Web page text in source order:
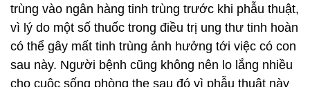
trùng vào ngân hàng tinh trùng trước khi phẫu thuật,
vì lý do một số thuốc trong điều trị ung thư tinh hoàn
có thể gây mất tinh trùng ảnh hưởng tới việc có con
sau này. Người bệnh cũng không nên lo lắng nhiều
cho cuộc sống phòng the sau đó vì phẫu thuật này